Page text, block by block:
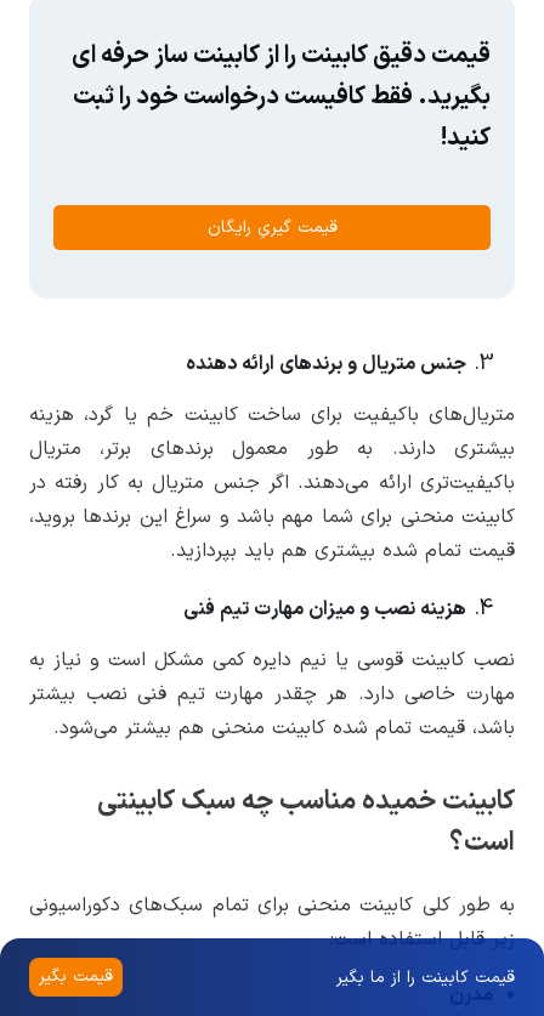
قیمت دقیق کابینت را از کابینت ساز حرفه ای
بگیرید. فقط کافیست درخواست خود را ثبت
کنید!
قیمت گیریِ رایگان
جنس متریال و برندهای ارائه دهنده
متریال‌های باکیفیت برای ساخت کابینت خم یا گرد، هزینه
بیشتری دارند. به طور معمول برندهای برتر، متریال
باکیفیت‌تری ارائه می‌دهند. اگر جنس متریال به کار رفته در
کابینت منحنی برای شما مهم باشد و سراغ این برندها بروید،
قیمت تمام شده بیشتری هم باید بپردازید.
هزینه نصب و میزان مهارت تیم فنی
نصب کابینت قوسی یا نیم دایره کمی مشکل است و نیاز به
مهارت خاصی دارد. هر چقدر مهارت تیم فنی نصب بیشتر
باشد، قیمت تمام شده کابینت منحنی هم بیشتر می‌شود.
کابینت خمیده مناسب چه سبک کابینتی
است؟
به طور کلی کابینت منحنی برای تمام سبک‌های دکوراسیونی
زیر قابل استفاده است:
مدرن
قیمت کابینت را از ما بگیر قیمت بگیر